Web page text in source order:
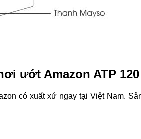
ướt Amazon ATP 120
có xuất xứ ngay tại Việt Nam.